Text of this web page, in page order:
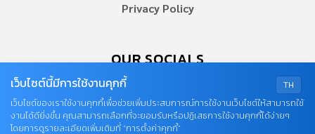
Privacy Policy
OUR SOCIALS
TH
เว็บไซต์นี้มีการใช้งานคุกกี้
เว็บไซต์ของเราใช้งานคุกกี้เพื่อช่วยเพิ่มประสบการณ์การใช้งานเว็บไซต์ให้สามารถใช้
งานได้ดียิ่งขึ้น คุณสามารถเลือกที่จะยอมรับหรือปฏิเสธการใช้งานคุกกี้ได้ง่ายๆ
โดยการดูรายละเอียดเพิ่มเติมที่ “การตั้งค่าคุกกี้”